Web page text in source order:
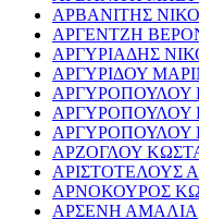
ΑΡΒΑΝΙΤΗΣ
ΑΡΓΕΝΤΖΗ
ΑΡΓΥΡΙΑΔΗΣ
ΑΡΓΥΡΙΔΟΥ
ΑΡΓΥΡΟΠΟΥΛΟΥ
ΑΡΓΥΡΟΠΟΥΛΟΥ
ΑΡΓΥΡΟΠΟΥΛΟΥ
ΑΡΖΟΓΛΟΥ
ΑΡΙΣΤΟΤΕΛΟΥΣ
ΑΡΝΟΚΟΥΡΟΣ
ΑΡΣΕΝΗ ΑΜΑΛΙΑ